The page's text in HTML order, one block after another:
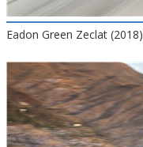
Eadon Green Zeclat (2018)